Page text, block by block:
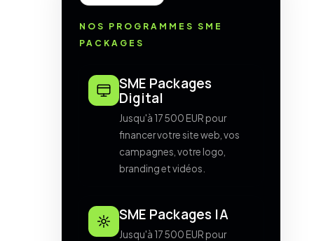
NOS PROGRAMMES SME
PACKAGES
SME Packages
Digital
Jusqu'à 17 500 EUR pour
financer votre site web, vos
campagnes, votre logo,
branding et vidéos.
SME Packages IA
Jusqu'à 17 500 EUR pour